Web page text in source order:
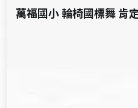
萬福國小 輪椅國標舞 肯